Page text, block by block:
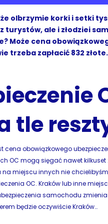
olbrzymie korki i setki
ale i złodziei
Może cena
trzeba zapłacić 832
tle
cena obowiązkowego
OC mogą sięgać nawet
miejscu innych nie
OC. Kraków lub inne
samochodu
będzie oczywiście Kraków…